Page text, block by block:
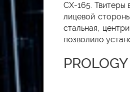
CX-165.
лицевой
стальная,
позволило